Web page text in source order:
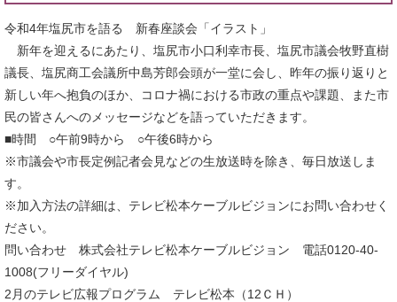
令和4年塩尻市を語る 新春座談会「イラスト」
新年を迎えるにあたり、塩尻市小口利幸市長、塩尻市議会牧野直樹
議長、塩尻商工会議所中島芳郎会頭が一堂に会し、昨年の振り返りと
新しい年へ抱負のほか、コロナ禍における市政の重点や課題、また市
民の皆さんへのメッセージなどを語っていただきます。
■時間 ○午前9時から ○午後6時から
※市議会や市長定例記者会見などの生放送時を除き、毎日放送しま
す。
※加入方法の詳細は、テレビ松本ケーブルビジョンにお問い合わせく
ださい。
問い合わせ 株式会社テレビ松本ケーブルビジョン 電話0120-40-
1008(フリーダイヤル)
2月のテレビ広報プログラム テレビ松本（12ＣＨ）